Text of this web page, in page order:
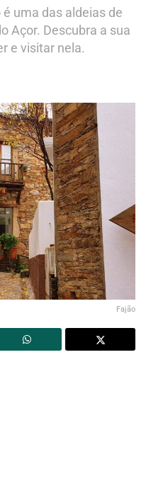
uma das aldeias de
Açor. Descubra a sua
e visitar nela.
Fajão